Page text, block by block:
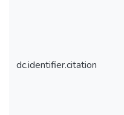
dc.identifier.citation